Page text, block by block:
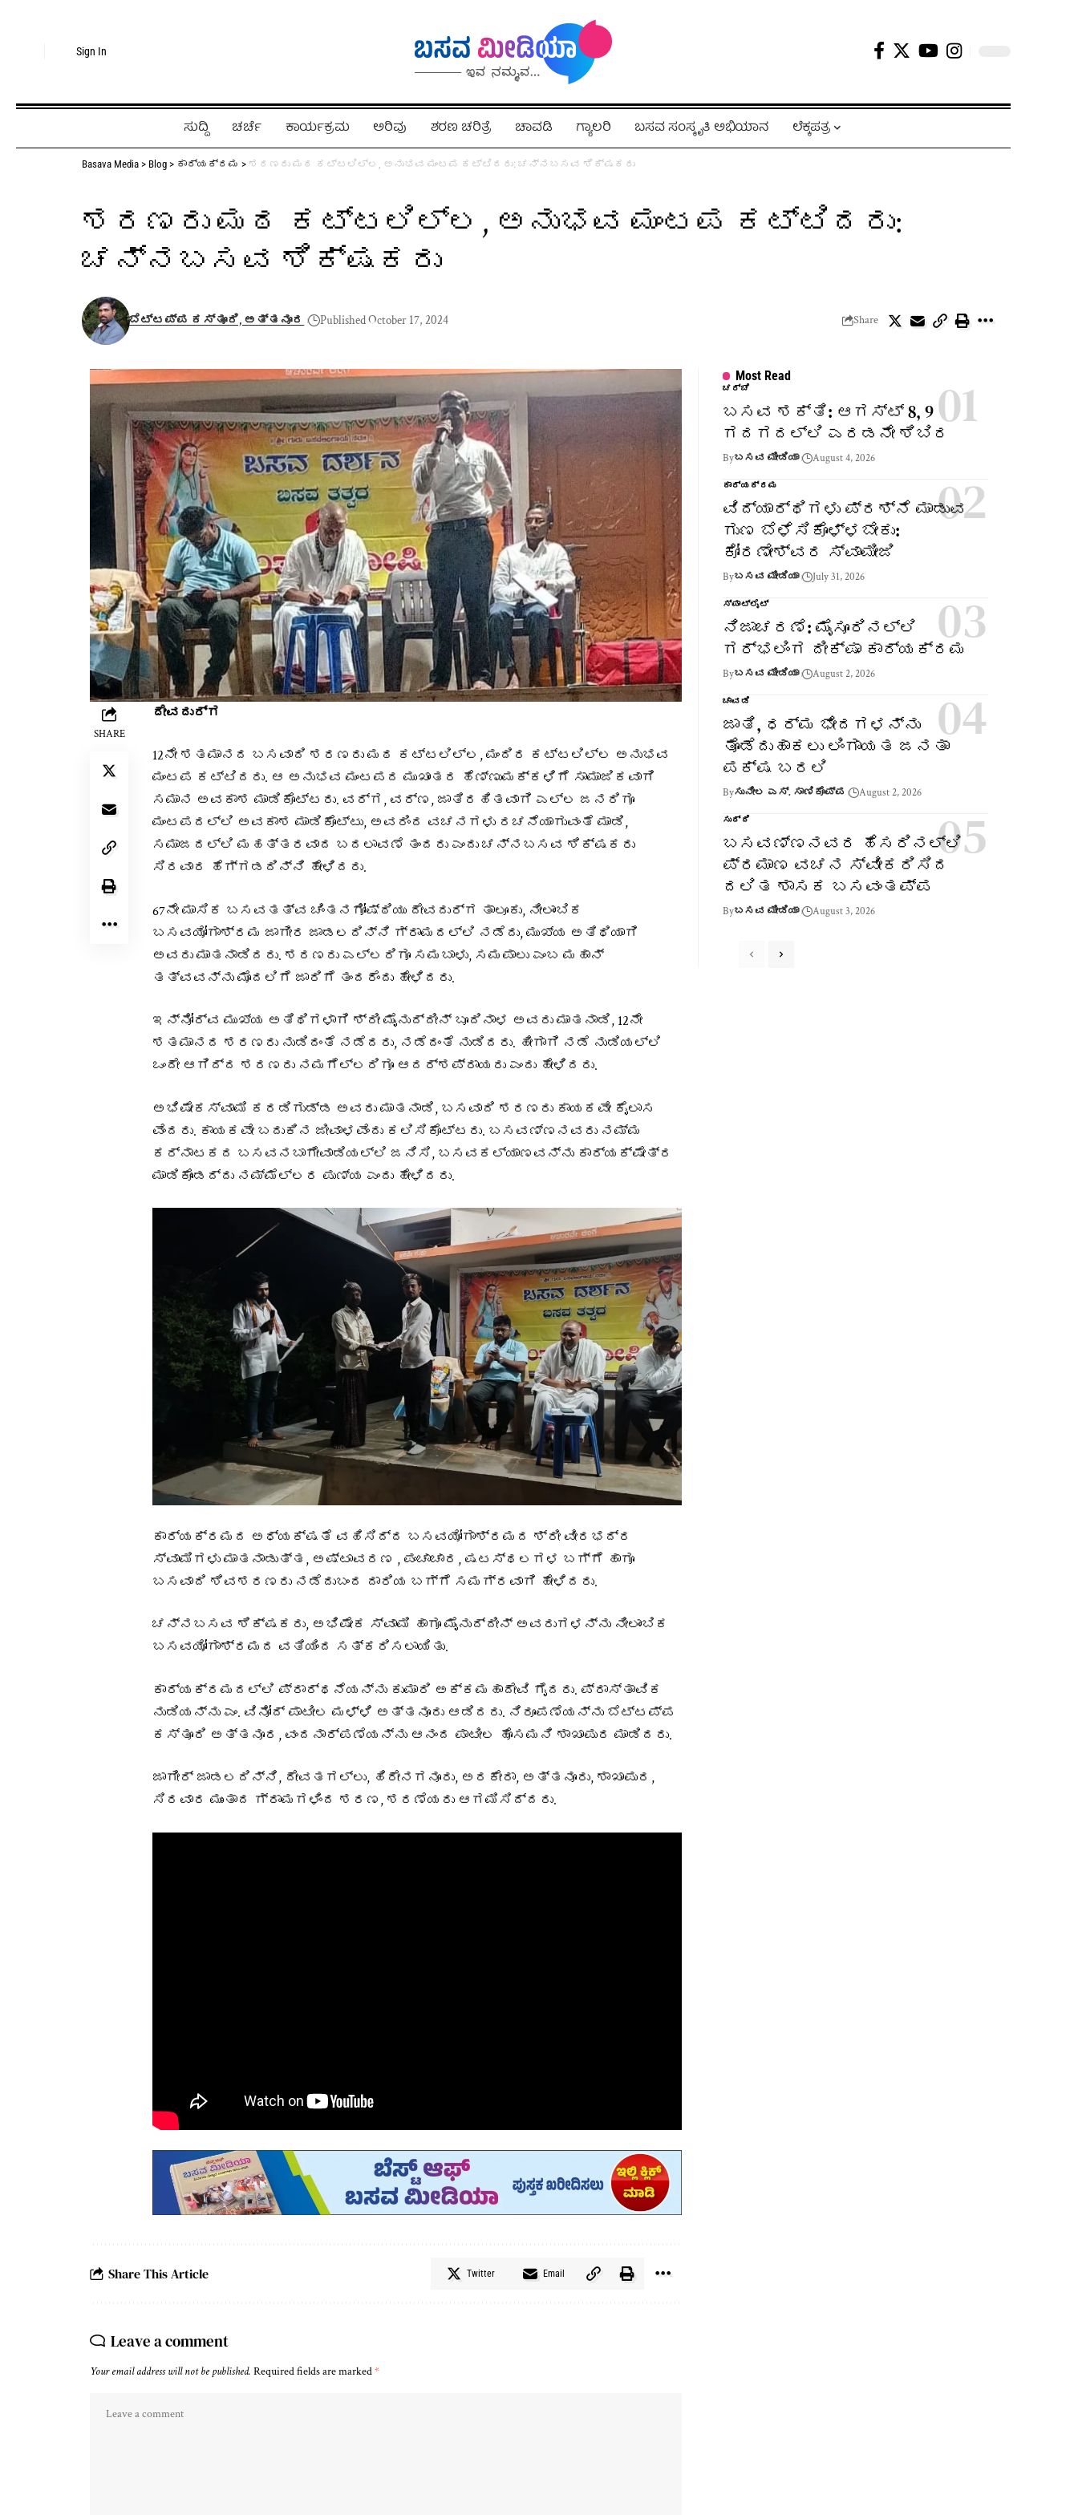
Sign In
ಸುದ್ದಿ ಚರ್ಚೆ ಕಾರ್ಯಕ್ರಮ ಅರಿವು ಶರಣ ಚರಿತ್ರೆ ಚಾವಡಿ ಗ್ಯಾಲರಿ ಬಸವ ಸಂಸ್ಕೃತಿ ಅಭಿಯಾನ ಲೆಕ್ಕಪತ್ರ
Basava Media > Blog > ಕಾರ್ಯಕ್ರಮ > ಶರಣರು ಮಠ ಕಟ್ಟಲಿಲ್ಲ, ಅನುಭವ ಮಂಟಪ ಕಟ್ಟಿದರು: ಚನ್ನಬಸವ ಶಿಕ್ಷಕರು
ಶರಣರು ಮಠ ಕಟ್ಟಲಿಲ್ಲ, ಅನುಭವ ಮಂಟಪ ಕಟ್ಟಿದರು:
ಚನ್ನಬಸವ ಶಿಕ್ಷಕರು
ಬೆಟ್ಟಪ್ಪ ಕಸ್ತೂರಿ, ಅತ್ತನೂರ Published October 17, 2024 Share
SHARE
ದೇವದುರ್ಗ
12ನೇ ಶತಮಾನದ ಬಸವಾದಿ ಶರಣರು ಮಠ ಕಟ್ಟಲಿಲ್ಲ, ಮಂದಿರ ಕಟ್ಟಲಿಲ್ಲ ಅನುಭವ
ಮಂಟಪ ಕಟ್ಟಿದರು. ಆ ಅನುಭವ ಮಂಟಪದ ಮುಖಾಂತರ ಹೆಣ್ಣುಮಕ್ಕಳಿಗೆ ಸಾಮಾಜಿಕವಾಗಿ
ಸಮಾನ ಅವಕಾಶ ಮಾಡಿಕೊಟ್ಟರು. ವರ್ಗ, ವರ್ಣ, ಜಾತಿರಹಿತವಾಗಿ ಎಲ್ಲ ಜನರಿಗೂ
ಮಂಟಪದಲ್ಲಿ ಅವಕಾಶ ಮಾಡಿಕೊಟ್ಟು, ಅವರಿಂದ ವಚನಗಳು ರಚನೆಯಾಗುವಂತೆ ಮಾಡಿ,
ಸಮಾಜದಲ್ಲಿ ಮಹತ್ತರವಾದ ಬದಲಾವಣೆ ತಂದರು ಎಂದು ಚನ್ನಬಸವ ಶಿಕ್ಷಕರು
ಸಿರವಾರ ಹೆಗ್ಗಡದಿನ್ನಿ ಹೇಳಿದರು.
67ನೇ ಮಾಸಿಕ ಬಸವತತ್ವ ಚಿಂತನಗೋಷ್ಠಿಯು ದೇವದುರ್ಗ ತಾಲೂಕು, ನೀಲಾಂಬಿಕ
ಬಸವಯೋಗಾಶ್ರಮ ಜಾಗೀರ ಜಾಡಲದಿನ್ನಿ ಗ್ರಾಮದಲ್ಲಿ ನಡೆದು, ಮುಖ್ಯ ಅತಿಥಿಯಾಗಿ
ಅವರು ಮಾತನಾಡಿದರು. ಶರಣರು ಎಲ್ಲರಿಗೂ ಸಮಬಾಳು, ಸಮಪಾಲು ಎಂಬ ಮಹಾನ್
ತತ್ವವನ್ನು ಮೊದಲಿಗೆ ಜಾರಿಗೆ ತಂದರೆಂದು ಹೇಳಿದರು.
ಇನ್ನೋರ್ವ ಮುಖ್ಯ ಅತಿಥಿಗಳಾಗಿ ಶ್ರೀ ಮೈನುದ್ದೀನ್ ಬೂದಿನಾಳ ಅವರು ಮಾತನಾಡಿ, 12ನೇ
ಶತಮಾನದ ಶರಣರು ನುಡಿದಂತೆ ನಡೆದರು, ನಡೆದಂತೆ ನುಡಿದರು. ಹೀಗಾಗಿ ನಡೆ ನುಡಿಯಲ್ಲಿ
ಒಂದೇ ಆಗಿದ್ದ ಶರಣರು ನಮಗೆಲ್ಲರಿಗೂ ಆದರ್ಶಪ್ರಾಯರು ಎಂದು ಹೇಳಿದರು.
ಅಭಿಷೇಕಸ್ವಾಮಿ ಕರಡಿಗುಡ್ಡ ಅವರು ಮಾತನಾಡಿ, ಬಸವಾದಿ ಶರಣರು ಕಾಯಕವೇ ಕೈಲಾಸ
ವೆಂದರು. ಕಾಯಕವೇ ಬದುಕಿನ ಜೀವಾಳವೆಂದು ಕಲಿಸಿಕೊಟ್ಟರು. ಬಸವಣ್ಣನವರು ನಮ್ಮ
ಕರ್ನಾಟಕದ ಬಸವನಬಾಗೇವಾಡಿಯಲ್ಲಿ ಜನಿಸಿ, ಬಸವಕಲ್ಯಾಣವನ್ನು ಕಾರ್ಯಕ್ಷೇತ್ರ
ಮಾಡಿಕೊಂಡದ್ದು ನಮ್ಮೆಲ್ಲರ ಪುಣ್ಯ ಎಂದು ಹೇಳಿದರು.
ಕಾರ್ಯಕ್ರಮದ ಅಧ್ಯಕ್ಷತೆ ವಹಿಸಿದ್ದ ಬಸವಯೋಗಾಶ್ರಮದ ಶ್ರೀ ವೀರಭದ್ರ
ಸ್ವಾಮಿಗಳು ಮಾತನಾಡುತ್ತ, ಅಷ್ಟಾವರಣ , ಪಂಚಾಚಾರ, ಷಟಸ್ಥಲಗಳ ಬಗ್ಗೆ ಹಾಗೂ
ಬಸವಾದಿ ಶಿವಶರಣರು ನಡೆದುಬಂದ ದಾರಿಯ ಬಗ್ಗೆ ಸಮಗ್ರವಾಗಿ ಹೇಳಿದರು.
ಚನ್ನಬಸವ ಶಿಕ್ಷಕರು, ಅಭಿಷೇಕ ಸ್ವಾಮಿ ಹಾಗೂ ಮೈನುದ್ದೀನ್ ಅವರುಗಳನ್ನು ನೀಲಾಂಬಿಕ
ಬಸವಯೋಗಾಶ್ರಮದ ವತಿಯಿಂದ ಸತ್ಕರಿಸಲಾಯಿತು.
ಕಾರ್ಯಕ್ರಮದಲ್ಲಿ ಪ್ರಾರ್ಥನೆಯನ್ನು ಕುಮಾರಿ ಅಕ್ಕಮಹಾದೇವಿ ಗೈದರು. ಪ್ರಾಸ್ತಾವಿಕ
ನುಡಿಯನ್ನು ಎಂ. ವಿನೋದ್ ಪಾಟೀಲ ಮಳ್ಳಿ ಅತ್ತನೂರು ಆಡಿದರು. ನಿರೂಪಣೆಯನ್ನು ಬೆಟ್ಟಪ್ಪ
ಕಸ್ತೂರಿ ಅತ್ತನೂರ, ವಂದನಾರ್ಪಣೆಯನ್ನು ಆನಂದ ಪಾಟೀಲ ಹೊಸಮನಿ ಶಾಖಾಪುರ ಮಾಡಿದರು.
ಜಾಗೀರ್ ಜಾಡಲದಿನ್ನಿ, ದೇವತಗಲ್ಲು, ಹಿರೇನಗನೂರು, ಅರಕೇರಾ, ಅತ್ತನೂರು, ಶಾಖಾಪುರ,
ಸಿರವಾರ ಮುಂತಾದ ಗ್ರಾಮಗಳಿಂದ ಶರಣ, ಶರಣೆಯರು ಆಗಮಿಸಿದ್ದರು.
Share This Article Twitter Email
Leave a comment
Your email address will not be published. Required fields are marked*
Most Read
ಚರ್ಚೆ
ಬಸವ ಶಕ್ತಿ: ಆಗಸ್ಟ್ 8, 9
ಗದಗದಲ್ಲಿ ಎರಡನೇ ಶಿಬಿರ
Byಬಸವ ಮೀಡಿಯಾ August 4, 2026
ಕಾರ್ಯಕ್ರಮ
ವಿದ್ಯಾರ್ಥಿಗಳು ಪ್ರಶ್ನೆ ಮಾಡುವ
ಗುಣ ಬೆಳೆಸಿಕೊಳ್ಳಬೇಕು:
ಕೋರಣೇಶ್ವರ ಸ್ವಾಮೀಜಿ
Byಬಸವ ಮೀಡಿಯಾ July 31, 2026
ಸ್ಪಾಟ್‌ಲೈಟ್
ನಿಜಾಚರಣೆ: ಮೈಸೂರಿನಲ್ಲಿ
ಗರ್ಭಲಿಂಗ ದೀಕ್ಷಾ ಕಾರ್ಯಕ್ರಮ
Byಬಸವ ಮೀಡಿಯಾ August 2, 2026
ಚಾವಡಿ
ಜಾತಿ, ಧರ್ಮ ಭೇದಗಳನ್ನು
ತೊಡೆದುಹಾಕಲು ಲಿಂಗಾಯತ ಜನತಾ
ಪಕ್ಷ ಬರಲಿ
Byಸುನೀಲ ಎಸ್. ಸಾಣಿಕೊಪ್ಪ August 2, 2026
ಸುದ್ದಿ
ಬಸವಣ್ಣನವರ ಹೆಸರಿನಲ್ಲಿ
ಪ್ರಮಾಣ ವಚನ ಸ್ವೀಕರಿಸಿದ
ದಲಿತ ಶಾಸಕ ಬಸವಂತಪ್ಪ
Byಬಸವ ಮೀಡಿಯಾ August 3, 2026